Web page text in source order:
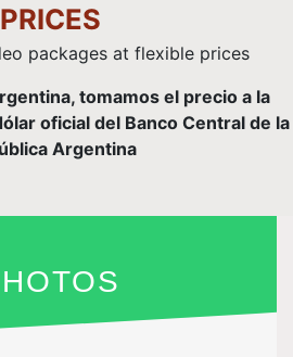
PRICES
packages at flexible prices
tomamos el precio a la
oficial del Banco Central de la
Argentina